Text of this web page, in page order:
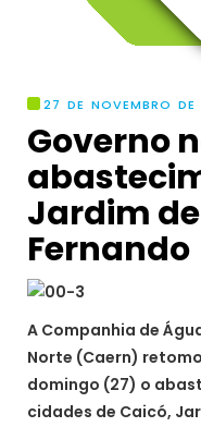
27 DE NOVEMBRO DE
Governo
Jardim
Fernando
A Companhia de
Norte (Caern)
domingo (27) o
cidades de Caicó,